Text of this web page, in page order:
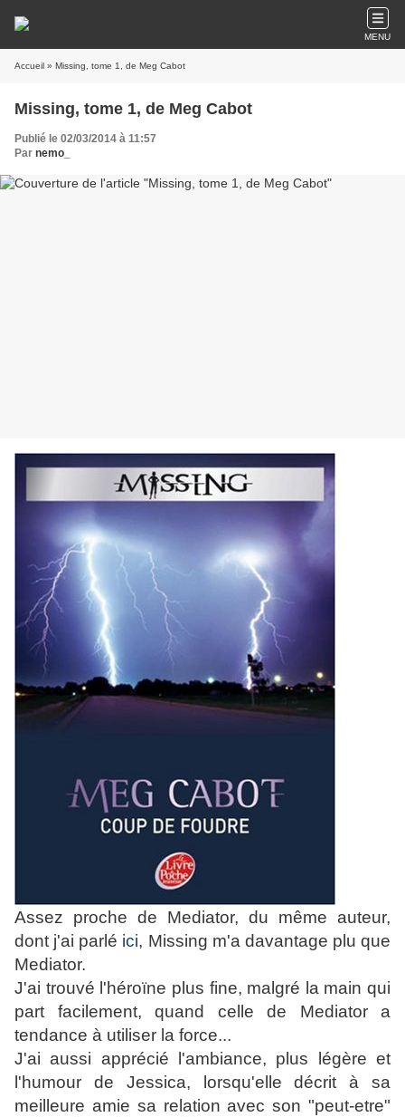
MENU
Accueil » Missing, tome 1, de Meg Cabot
Missing, tome 1, de Meg Cabot
Publié le 02/03/2014 à 11:57
Par nemo_
Assez proche de Mediator, du même auteur,
dont j'ai parlé ici, Missing m'a davantage plu que
Mediator.
J'ai trouvé l'héroïne plus fine, malgré la main qui
part facilement, quand celle de Mediator a
tendance à utiliser la force...
J'ai aussi apprécié l'ambiance, plus légère et
l'humour de Jessica, lorsqu'elle décrit à sa
meilleure amie sa relation avec son "peut-etre"